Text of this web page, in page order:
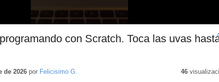
con Scratch. Toca las uvas
de 2026por Felicisimo G. 46